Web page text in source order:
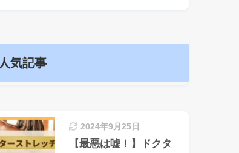
人気記事
2024年9月25日
【最悪は嘘！】ドクタ